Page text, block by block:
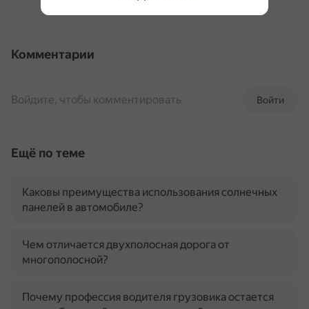
Комментарии
Войти
Войдите, чтобы комментировать
Ещё по теме
Каковы преимущества использования солнечных
панелей в автомобиле?
Чем отличается двухполосная дорога от
многополосной?
Почему профессия водителя грузовика остается